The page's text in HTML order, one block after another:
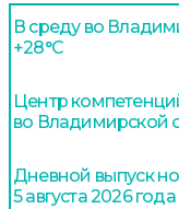
В среду во
+28°С
Центр
во Владимирской
Дневной выпуск
5 августа 2026 года